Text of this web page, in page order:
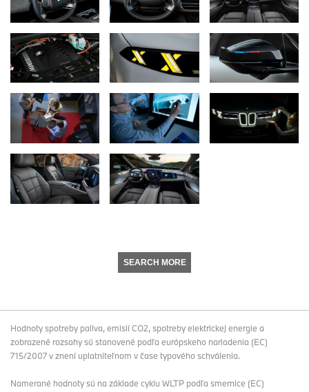
SEARCH MORE
Hodnoty spotreby paliva, emisií CO2, spotreby elektrickej energie a
zobrazené rozsahy sú stanovené podľa európskeho nariadenia (EC)
715/2007 v znení uplatniteľnom v čase typového schválenia.
Namerané hodnoty sú na základe cyklu WLTP podľa smernice (EC)